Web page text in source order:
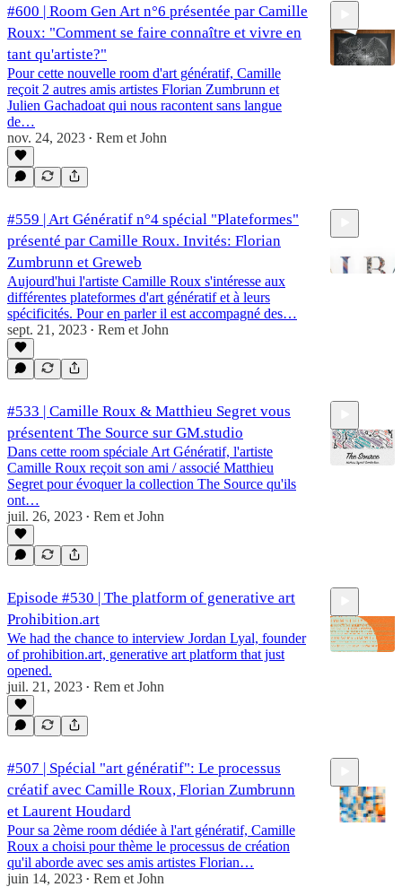
#600 | Room Gen Art n°6 présentée par Camille
Roux: "Comment se faire connaître et vivre en
tant qu'artiste?"
Pour cette nouvelle room d'art génératif, Camille
reçoit 2 autres amis artistes Florian Zumbrunn et
Julien Gachadoat qui nous racontent sans langue
de…
nov. 24, 2023 • Rem et John
#559 | Art Génératif n°4 spécial "Plateformes"
présenté par Camille Roux. Invités: Florian
Zumbrunn et Greweb
Aujourd'hui l'artiste Camille Roux s'intéresse aux
différentes plateformes d'art génératif et à leurs
spécificités. Pour en parler il est accompagné des…
sept. 21, 2023 • Rem et John
#533 | Camille Roux & Matthieu Segret vous
présentent The Source sur GM.studio
Dans cette room spéciale Art Génératif, l'artiste
Camille Roux reçoit son ami / associé Matthieu
Segret pour évoquer la collection The Source qu'ils
ont…
juil. 26, 2023 • Rem et John
Episode #530 | The platform of generative art
Prohibition.art
We had the chance to interview Jordan Lyal, founder
of prohibition.art, generative art platform that just
opened.
juil. 21, 2023 • Rem et John
#507 | Spécial "art génératif": Le processus
créatif avec Camille Roux, Florian Zumbrunn
et Laurent Houdard
Pour sa 2ème room dédiée à l'art génératif, Camille
Roux a choisi pour thème le processus de création
qu'il aborde avec ses amis artistes Florian…
juin 14, 2023 • Rem et John